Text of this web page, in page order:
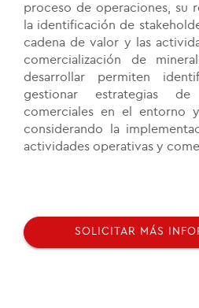
proceso de operaciones, su
la identificación de
cadena de valor y las
comercialización de
desarrollar permiten
gestionar estrategias
comerciales en el entorno y
considerando la
actividades operativas y
SOLICITAR MÁS